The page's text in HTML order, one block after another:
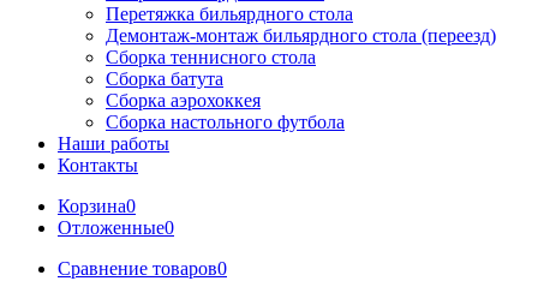
Перетяжка бильярдного стола
Демонтаж-монтаж бильярдного стола (переезд)
Сборка теннисного стола
Сборка батута
Сборка аэрохоккея
Сборка настольного футбола
Наши работы
Контакты
Корзина0
Отложенные0
Сравнение товаров0